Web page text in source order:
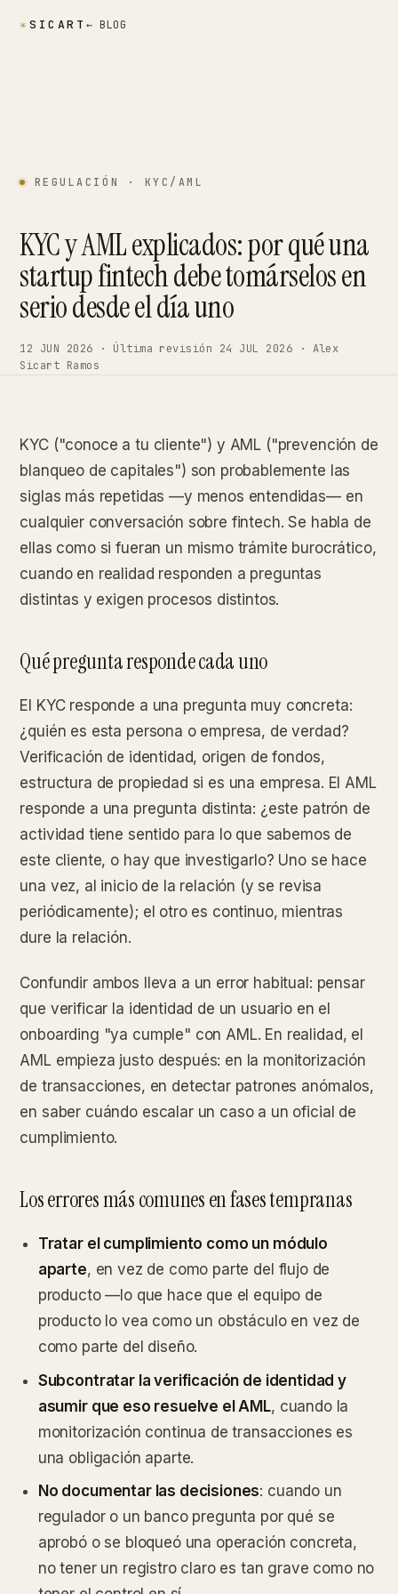
✳SICART ← BLOG
REGULACIÓN · KYC/AML
KYC y AML explicados: por qué una
startup fintech debe tomárselos en
serio desde el día uno
12 JUN 2026 · Última revisión 24 JUL 2026 · Alex
Sicart Ramos
KYC ("conoce a tu cliente") y AML ("prevención de
blanqueo de capitales") son probablemente las
siglas más repetidas —y menos entendidas— en
cualquier conversación sobre fintech. Se habla de
ellas como si fueran un mismo trámite burocrático,
cuando en realidad responden a preguntas
distintas y exigen procesos distintos.
Qué pregunta responde cada uno
El KYC responde a una pregunta muy concreta:
¿quién es esta persona o empresa, de verdad?
Verificación de identidad, origen de fondos,
estructura de propiedad si es una empresa. El AML
responde a una pregunta distinta: ¿este patrón de
actividad tiene sentido para lo que sabemos de
este cliente, o hay que investigarlo? Uno se hace
una vez, al inicio de la relación (y se revisa
periódicamente); el otro es continuo, mientras
dure la relación.
Confundir ambos lleva a un error habitual: pensar
que verificar la identidad de un usuario en el
onboarding "ya cumple" con AML. En realidad, el
AML empieza justo después: en la monitorización
de transacciones, en detectar patrones anómalos,
en saber cuándo escalar un caso a un oficial de
cumplimiento.
Los errores más comunes en fases tempranas
Tratar el cumplimiento como un módulo
aparte, en vez de como parte del flujo de
producto —lo que hace que el equipo de
producto lo vea como un obstáculo en vez de
como parte del diseño.
Subcontratar la verificación de identidad y
asumir que eso resuelve el AML, cuando la
monitorización continua de transacciones es
una obligación aparte.
No documentar las decisiones: cuando un
regulador o un banco pregunta por qué se
aprobó o se bloqueó una operación concreta,
no tener un registro claro es tan grave como no